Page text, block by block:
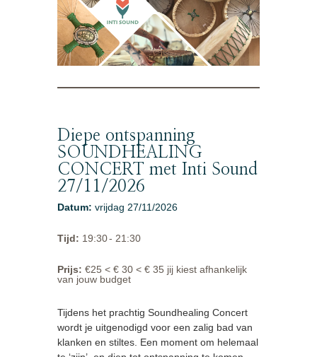
Diepe ontspanning
SOUNDHEALING
CONCERT met Inti Sound
27/11/2026
Datum: vrijdag 27/11/2026
Tijd: 19:30- 21:30
Prijs: €25 < € 30 < € 35 jij kiest afhankelijk
van jouw budget
Tijdens het prachtig Soundhealing Concert
wordt je uitgenodigd voor een zalig bad van
klanken en stiltes. Een moment om helemaal